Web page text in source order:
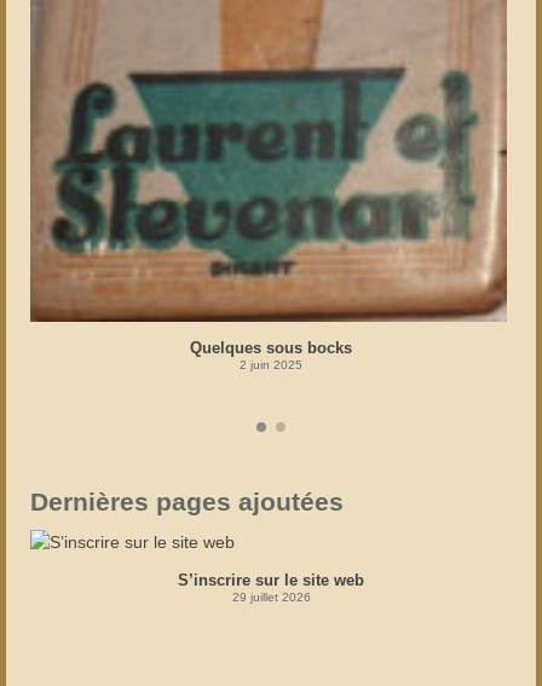
Quelques sous bocks
2 juin 2025
Dernières pages ajoutées
S’inscrire sur le site web
29 juillet 2026